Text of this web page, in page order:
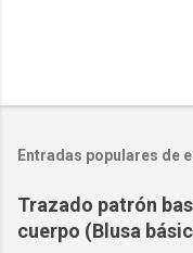
Entradas populares de
Trazado patrón
cuerpo (Blusa